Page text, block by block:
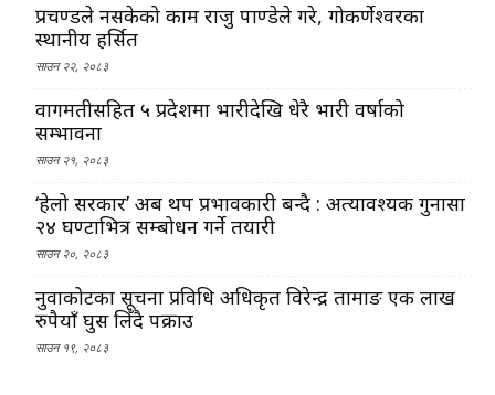
प्रचण्डले नसकेको काम राजु पाण्डेले गरे, गोकर्णेश्वरका
स्थानीय हर्सित
साउन २२, २०८३
वागमतीसहित ५ प्रदेशमा भारीदेखि धेरै भारी वर्षाको
सम्भावना
साउन २१, २०८३
‘हेलो सरकार’ अब थप प्रभावकारी बन्दै : अत्यावश्यक गुनासा
२४ घण्टाभित्र सम्बोधन गर्ने तयारी
साउन २०, २०८३
नुवाकोटका सूचना प्रविधि अधिकृत विरेन्द्र तामाङ एक लाख
रुपैयाँ घुस लिँदै पक्राउ
साउन १९, २०८३